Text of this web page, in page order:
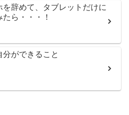
を辞めて、タブレットだけに
たら・・・！
分ができること